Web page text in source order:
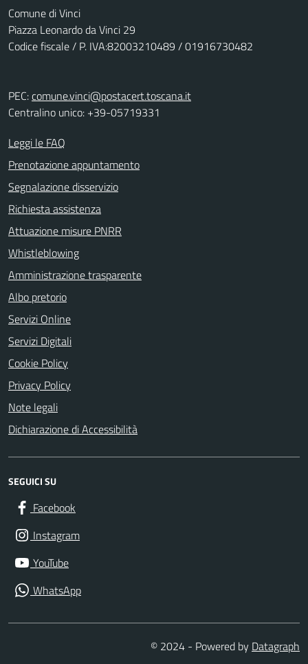
Comune di Vinci
Piazza Leonardo da Vinci 29
Codice fiscale / P. IVA:82003210489 / 01916730482
PEC:comune.vinci@postacert.toscana.it
Centralino unico: +39-05719331
Leggi le FAQ
Prenotazione appuntamento
Segnalazione disservizio
Richiesta assistenza
Attuazione misure PNRR
Whistleblowing
Amministrazione trasparente
Albo pretorio
Servizi Online
Servizi Digitali
Cookie Policy
Privacy Policy
Note legali
Dichiarazione di Accessibilità
SEGUICI SU
Facebook
Instagram
YouTube
WhatsApp
© 2024 - Powered by Datagraph